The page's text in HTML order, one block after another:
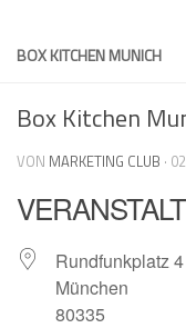
content
BOX KITCHEN MUNICH
Box Kitchen
VON MARKETING CLUB ·
Rundfunkplatz 4
München
80335